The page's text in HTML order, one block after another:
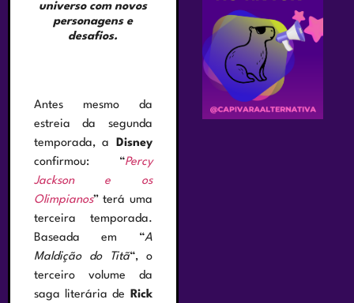
universo com novos
personagens e
desafios.
Antes mesmo da
estreia da segunda
temporada, a Disney
confirmou: “Percy
Jackson e os
Olimpianos” terá uma
terceira temporada.
Baseada em “A
Maldição do Titã“, o
terceiro volume da
saga literária de Rick